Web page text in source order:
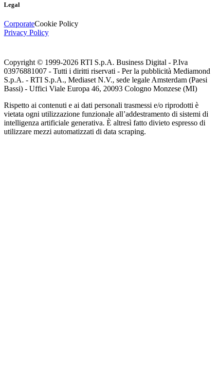
Legal
CorporateCookie Policy
Privacy Policy
Copyright © 1999-2026 RTI S.p.A. Business Digital - P.Iva
03976881007 - Tutti i diritti riservati - Per la pubblicità Mediamond
S.p.A. - RTI S.p.A., Mediaset N.V., sede legale Amsterdam (Paesi
Bassi) - Uffici Viale Europa 46, 20093 Cologno Monzese (MI)
Rispetto ai contenuti e ai dati personali trasmessi e/o riprodotti è
vietata ogni utilizzazione funzionale all’addestramento di sistemi di
intelligenza artificiale generativa. È altresì fatto divieto espresso di
utilizzare mezzi automatizzati di data scraping.